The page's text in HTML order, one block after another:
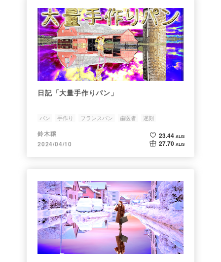
日記「大量手作りパン」
パン 手作り フランスパン 歯医者 遅刻
鈴木穣
2024/04/10
23.44 ALIS
27.70 ALIS